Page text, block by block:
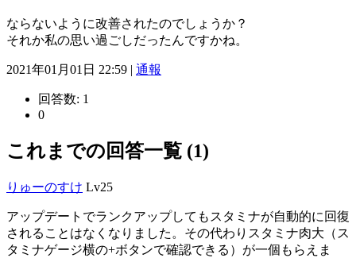
ならないように改善されたのでしょうか？
それか私の思い過ごしだったんですかね。
2021年01月01日 22:59 | 通報
回答数: 1
0
これまでの回答一覧 (1)
りゅーのすけ Lv25
アップデートでランクアップしてもスタミナが自動的に回復
されることはなくなりました。その代わりスタミナ肉大（ス
タミナゲージ横の+ボタンで確認できる）が一個もらえま